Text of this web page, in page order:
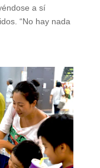
a sí
“No hay nada